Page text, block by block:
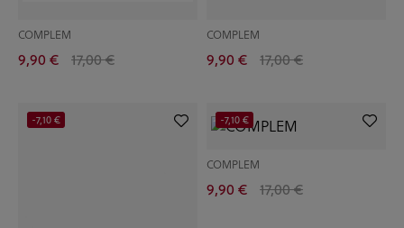
COMPLEM
9,90 € 17,00 €
COMPLEM
9,90 € 17,00 €
-7,10 €
COMPLEM
9,90 € 17,00 €
-7,10 €